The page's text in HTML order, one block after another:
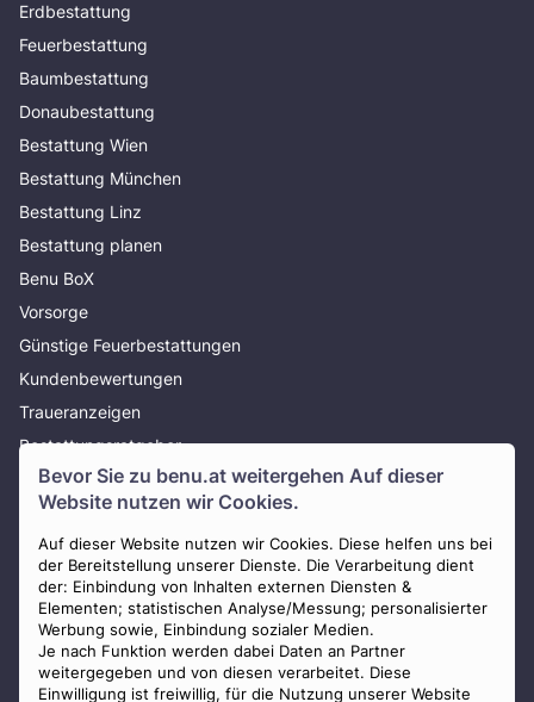
Bevor Sie zu benu.at weitergehen Auf dieser
Website nutzen wir Cookies.
Auf dieser Website nutzen wir Cookies. Diese helfen uns bei
der Bereitstellung unserer Dienste. Die Verarbeitung dient
der: Einbindung von Inhalten externen Diensten &
Elementen; statistischen Analyse/Messung; personalisierter
Werbung sowie, Einbindung sozialer Medien.
Je nach Funktion werden dabei Daten an Partner
weitergegeben und von diesen verarbeitet. Diese
Einwilligung ist freiwillig, für die Nutzung unserer Website
Erdbestattung
Feuerbestattung
Baumbestattung
Donaubestattung
Bestattung Wien
Bestattung München
Bestattung Linz
Bestattung planen
Benu BoX
Vorsorge
Günstige Feuerbestattungen
Kundenbewertungen
Traueranzeigen
Bestattungsratgeber
Über uns
Presse
AGB
Impressum
Datenschutz
Widerrufsbelehrung
Zahlungsmöglichkeiten